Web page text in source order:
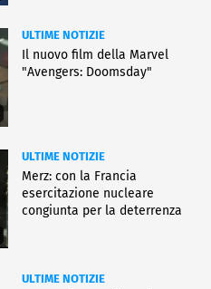
ULTIME NOTIZIE
Il nuovo film della Marvel
"Avengers: Doomsday"
ULTIME NOTIZIE
Merz: con la Francia
esercitazione nucleare
congiunta per la deterrenza
ULTIME NOTIZIE